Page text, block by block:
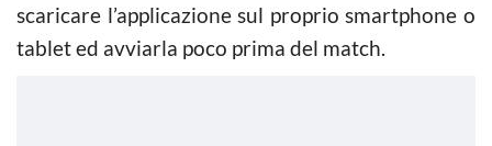
scaricare l’applicazione sul proprio smartphone o
tablet ed avviarla poco prima del match.